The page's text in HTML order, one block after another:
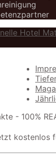
Hotel
kostenlos